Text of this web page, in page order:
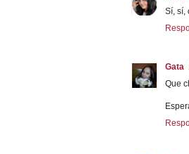
Sí, sí,
Gata
Que